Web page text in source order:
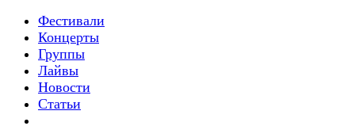
Фестивали
Концерты
Группы
Лайвы
Новости
Статьи